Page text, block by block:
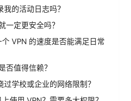
我的活动日志吗？
一定更安全吗？
VPN 的速度是否能满足日常
否值得信赖？
过学校或企业的网络限制？